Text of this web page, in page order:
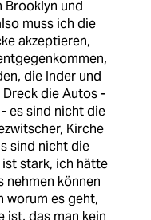
Brooklyn und
muss ich die
akzeptieren,
die Inder und
die Autos -
es sind nicht die
Kirche
sind nicht die
ist stark, ich hätte
nehmen können
worum es geht,
ist, das man kein